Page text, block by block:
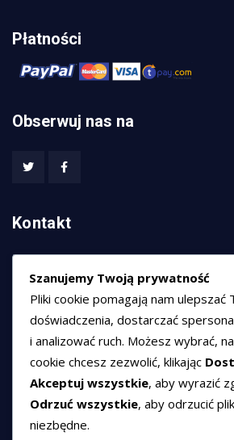
Płatności
Obserwuj nas na
Kontakt
HEXCOM NETWORKS sp. z o.o.
ul. Marsz. Józefa Piłsudskiego 74/
50-020 Wrocław
+48 789 594 102
sprzedaz@hexssl.pl
Dokumenty
Szanujemy Twoją prywatność
Pliki cookie pomagają nam ulepszać
doświadczenia, dostarczać
i analizować ruch. Możesz wybrać,
cookie chcesz zezwolić, klikając
Akceptuj wszystkie, aby wyrazić
Odrzuć wszystkie, aby odrzucić
niezbędne.